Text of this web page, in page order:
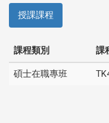
授課課程
課程類別 課
碩士在職專班